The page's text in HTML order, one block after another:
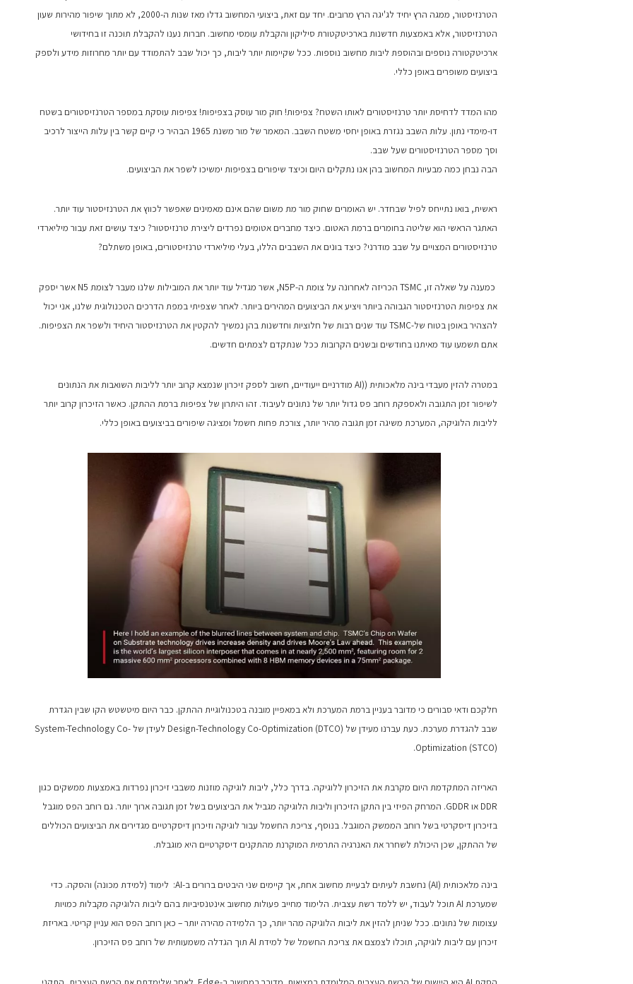
הטרנזיסטור, ממגה הרץ יחיד לג'יגה הרץ מרובים. יחד עם זאת, ביצועי המחשוב גדלו מאז שנות ה-2000, לא מתוך שיפור מהירות שעון
הטרנזיסטור, אלא באמצעות חדשנות בארכיטקטורת סיליקון והקבלת עומסי מחשוב. חברות נענו להקבלת תוכנה זו בחידושי
ארכיטקטורה נוספים ובהוספת ליבות מחשוב נוספות. ככל שקיימות יותר ליבות, כך יכול שבב להתמודד עם יותר מחרוזות מידע ולספק
ביצועים משופרים באופן כללי.
מהו המדד לדחיסת יותר טרנזיסטורים לאותו השטח? צפיפות! חוק מור עוסק בצפיפות! צפיפות עוסקת במספר הטרנזיסטורים בשטח
דו-מימדי נתון. עלות השבב נגזרת באופן יחסי משטח השבב. המאמר של מור משנת 1965 הבהיר כי קיים קשר בין עלות הייצור לרכיב
וסך מספר הטרנזיסטורים שעל שבב.
הבה נבחן כמה מבעיות המחשוב בהן אנו נתקלים היום וכיצד שיפורים בצפיפות ימשיכו לשפר את הביצועים.
ראשית, בואו נתייחס לפיל שבחדר. יש האומרים שחוק מור מת משום שהם אינם מאמינים שאפשר לכווץ את הטרנזיסטור עוד יותר.
האתגר הראשי הוא שליטה בחומרים ברמת האטום. כיצד מחברים אטומים נפרדים ליצירת טרנזיסטור? כיצד עושים זאת עבור מיליארדי
טרנזיסטורים המצויים על שבב מודרני? כיצד בונים את השבבים הללו, בעלי מיליארדי טרנזיסטורים, באופן משתלם?
כמענה על שאלה זו, TSMC הכריזה לאחרונה על צומת ה-N5P, אשר מגדיל עוד יותר את המובילות שלנו מעבר לצומת N5 אשר יספק
את צפיפות הטרנזיסטור הגבוהה ביותר ויציע את הביצועים המהירים ביותר. לאחר שצפיתי במפת הדרכים הטכנולוגית שלנו, אני יכול
להצהיר באופן בטוח של-TSMC עוד שנים רבות של חלוציות וחדשנות בהן נמשיך להקטין את הטרנזיסטור היחיד ולשפר את הצפיפות.
אתם תשמעו עוד מאיתנו בחודשים ובשנים הקרובות ככל שנתקדם לצמתים חדשים.
במטרה להזין מעבדי בינה מלאכותית ((AI מודרניים ייעודיים, חשוב לספק זיכרון שנמצא קרוב יותר לליבות השואבות את הנתונים
לשיפור זמן התגובה ולאספקת רוחב פס גדול יותר של נתונים לעיבוד. זהו היתרון של צפיפות ברמת ההתקן. כאשר הזיכרון קרוב יותר
לליבות הלוגיקה, המערכת משיגה זמן תגובה מהיר יותר, צורכת פחות חשמל ומציגה שיפורים בביצועים באופן כללי.
חלקכם ודאי סבורים כי מדובר בעניין ברמת המערכת ולא במאפיין מובנה בטכנולוגיית ההתקן. כבר היום מיטשטש הקו שבין הגדרת
שבב להגדרת מערכת. כעת עברנו מעידן של Design-Technology Co-Optimization (DTCO) לעידן של System-Technology Co-
Optimization (STCO).
האריזה המתקדמת היום מקרבת את הזיכרון ללוגיקה. בדרך כלל, ליבות לוגיקה מוזנות משבבי זיכרון נפרדות באמצעות ממשקים כגון
DDR או GDDR. המרחק הפיזי בין התקן הזיכרון וליבות הלוגיקה מגביל את הביצועים בשל זמן תגובה ארוך יותר. גם רוחב הפס מוגבל
בזיכרון דיסקרטי בשל רוחב הממשק המוגבל. בנוסף, צריכת החשמל עבור לוגיקה וזיכרון דיסקרטיים מגדירים את הביצועים הכוללים
של ההתקן, שכן היכולת לשחרר את האנרגיה התרמית המוקרנת מהתקנים דיסקרטיים היא מוגבלת.
בינה מלאכותית (AI) נחשבת לעיתים לבעיית מחשוב אחת, אך קיימים שני היבטים ברורים ב-AI: לימוד (למידת מכונה) והסקה. כדי
שמערכת AI תוכל לעבוד, יש ללמד רשת עצבית. הלימוד מחייב פעולות מחשוב אינטנסיביות בהם ליבות הלוגיקה מקבלות כמויות
עצומות של נתונים. ככל שניתן להזין את ליבות הלוגיקה מהר יותר, כך הלמידה מהירה יותר – כאן רוחב הפס הוא עניין קריטי. באריזת
זיכרון עם ליבות לוגיקה, תוכלו לצמצם את צריכת החשמל של למידת AI תוך הגדלה משמעותית של רוחב פס הזיכרון.